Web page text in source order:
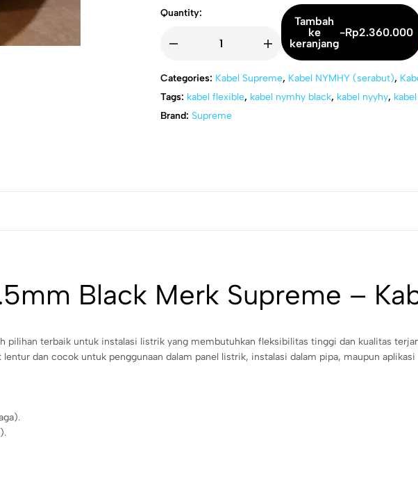
Quantity:
Tambah
ke
keranjang
-Rp2.360.000
Categories: Kabel Supreme, Kabel NYMHY (serabut),
Tags: kabel flexible, kabel nymhy black, kabel nyyhy,
Brand: Supreme
Black Merk Supreme –
pilihan terbaik untuk instalasi listrik yang membutuhkan fleksibilitas tinggi dan kualitas
lentur dan cocok untuk penggunaan dalam panel listrik, instalasi dalam pipa, maupun